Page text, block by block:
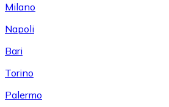
Milano
Napoli
Bari
Torino
Palermo